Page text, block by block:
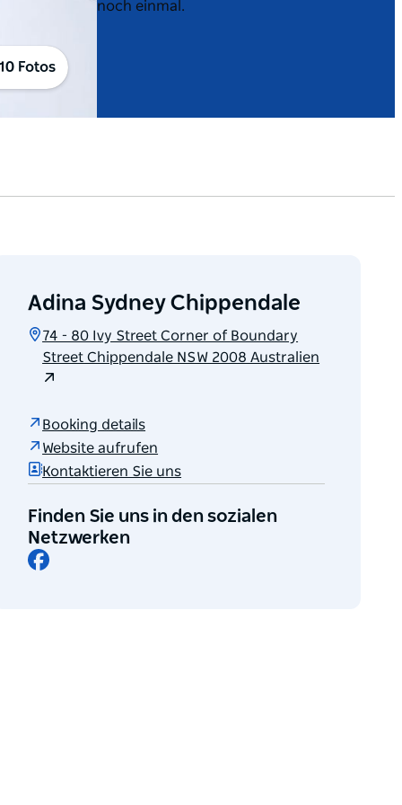
10 Fotos
noch einmal.
Adina Sydney Chippendale
74 - 80 Ivy Street Corner of Boundary
Street Chippendale NSW 2008 Australien
Booking details
Website aufrufen
Kontaktieren Sie uns
Finden Sie uns in den sozialen
Netzwerken
Facebook